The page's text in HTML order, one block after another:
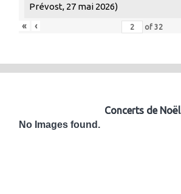
Prévost, 27 mai 2026)
«
‹ of 32
Concerts de Noël
No Images found.